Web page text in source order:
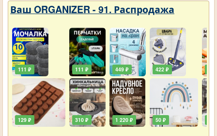
Ваш ORGANIZER - 91. Распродажа
111 ₽
129 ₽
111 ₽
310 ₽
449 ₽
1 220 ₽
422 ₽
50 ₽